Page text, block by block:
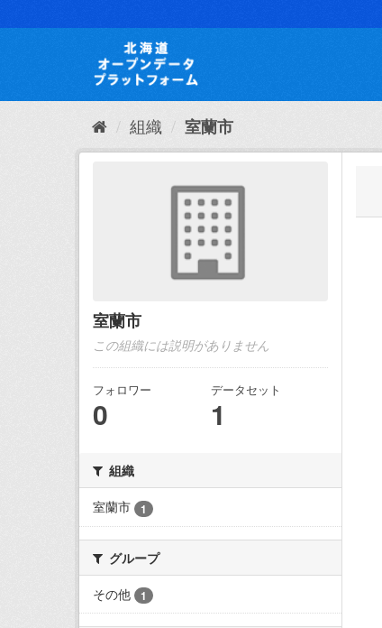
キ
て
組織 室蘭市
室蘭市
この組織には説明がありません
フォロワー
0
データセット
1
組織
室蘭市
1
グループ
その他
1